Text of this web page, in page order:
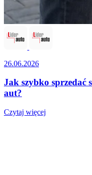
26.06.2026
Jak szybko sprzedać
aut?
Czytaj więcej